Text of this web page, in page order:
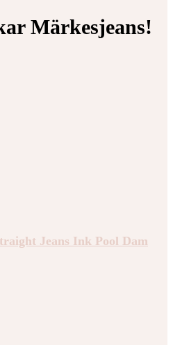
Märkesjeans!
Jeans Ink Pool Dam